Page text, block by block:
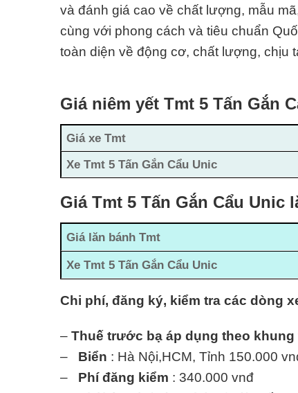
và đánh giá cao về chất lượng, mẫu
cùng với phong cách và tiêu chuẩn
toàn diện về động cơ, chất lượng, chịu
Giá niêm yết Tmt 5 Tấn Gắn
Giá xe Tmt
Xe Tmt 5 Tấn Gắn Cẩu Unic
Giá Tmt 5 Tấn Gắn Cẩu Unic
Giá lăn bánh Tmt
Xe Tmt 5 Tấn Gắn Cẩu Unic
Chi phí, đăng ký, kiểm tra các dòng
– Thuế trước bạ áp dụng theo khung
– Biển : Hà Nội,HCM, Tỉnh 150.000
– Phí đăng kiểm : 340.000 vnđ